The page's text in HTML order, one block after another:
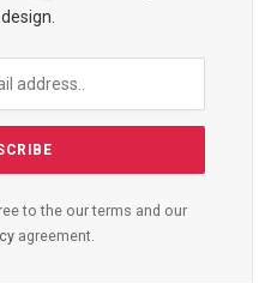
to the our terms and our
agreement.